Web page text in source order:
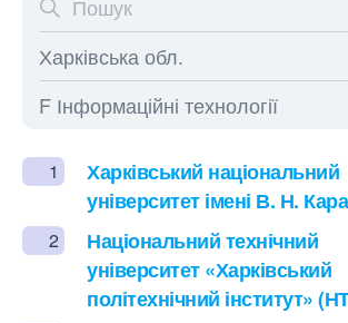
1
Харківський національний
університет імені В. Н.
2
Національний технічний
університет «Харківський
політехнічний інститут»